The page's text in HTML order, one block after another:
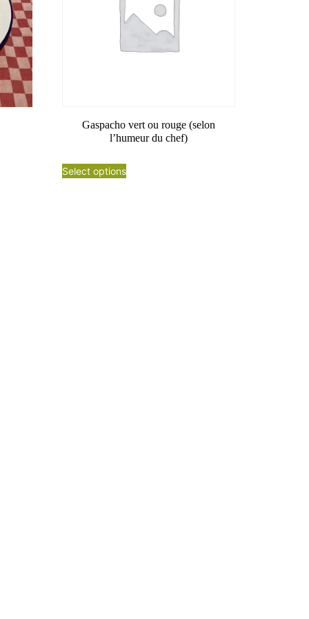
Gaspacho vert ou rouge (selon
l’humeur du chef)
Select options